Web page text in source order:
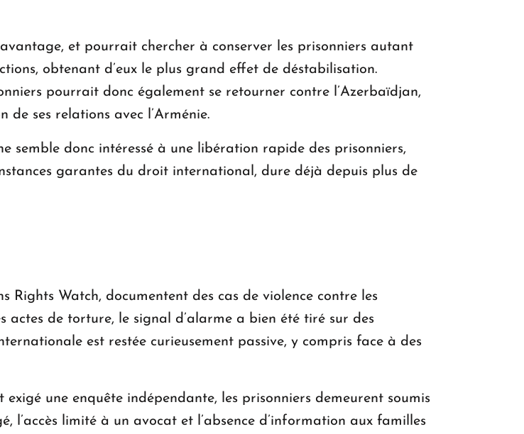
et pourrait chercher à conserver les prisonniers autant
obtenant d’eux le plus grand effet de déstabilisation.
pourrait donc également se retourner contre l’Azerbaïdjan,
de ses relations avec l’Arménie.
semble donc intéressé à une libération rapide des prisonniers,
garantes du droit international, dure déjà depuis plus de
Watch, documentent des cas de violence contre les
actes de torture, le signal d’alarme a bien été tiré sur des
est restée curieusement passive, y compris face à des
une enquête indépendante, les prisonniers demeurent soumis
l’accès limité à un avocat et l’absence d’information aux familles